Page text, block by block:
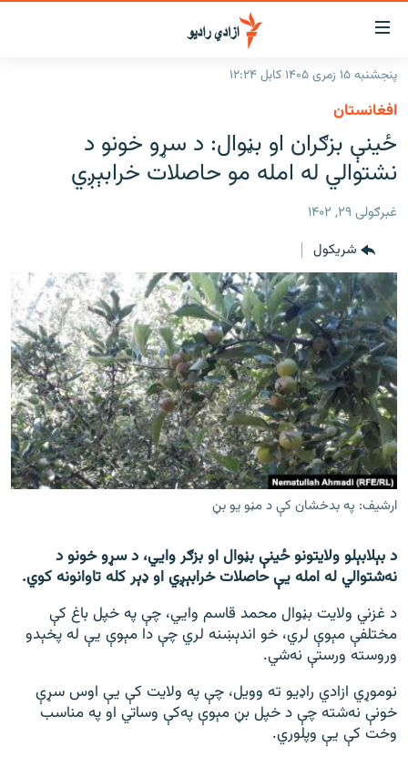
د
لاسرسۍ
وړ
لېنکونه
متن
ته
اصلي
ورتلل
لټون
پاڼې
ته
مراجعه
راپورونه
افغانستان
نړۍ
خبرونه
افغانستان
د خپرونو جدول
مرکې
اونیزې خپرونې
انځوریزه برخه
ورزش
د کډوالۍ بحران
'کووېډ-۱۹'
اړیکه
دري پاڼه
Azadi English
راسره ملګري شئ
د ازادې اروپا/ ازادي راډيو ټولې پاڼې
پنجشنبه ۱۵ زمری ۱۴۰۵ کابل ۱۲:۲۴
افغانستان
ځینې بزګران او بڼوال: د سړو خونو د
نشتوالي له امله مو حاصلات خرابېږي
غبرګولی ۲۹, ۱۴۰۲
شريکول
ارشیف: په بدخشان کې د مڼو یو بڼ
د بېلابېلو ولایتونو ځینې بڼوال او بزګر وايي، د سړو خونو د
نه‌شتوالي له امله یې حاصلات خرابېږي او ډېر کله تاوانونه کوي.
د غزني ولایت بڼوال محمد قاسم وايي، چې په خپل باغ کې
مختلفې مېوې لري، خو اندېښنه لري چې دا مېوې یې له پخېدو
وروسته ورستې نه‌شي.
نوموړي ازادي راډيو ته وویل، چې په ولایت کې یې اوس سړې
خونې نه‌شته چې د خپل بڼ مېوې په‌کې وساتي او په مناسب
وخت کې یې وپلوري.